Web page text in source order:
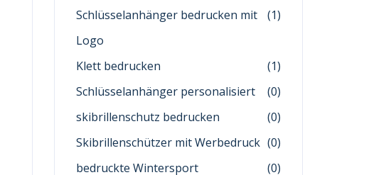
Schlüsselanhänger bedrucken mit
Logo
(1)
Klett bedrucken
(1)
Schlüsselanhänger personalisiert
(0)
skibrillenschutz bedrucken
(0)
Skibrillenschützer mit Werbedruck (0)
bedruckte Wintersport
(0)